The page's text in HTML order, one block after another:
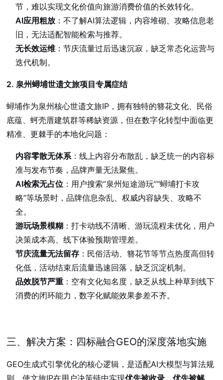
节，难以实现文化价值向旅游消费价值的长效转化。
AI应用粗放 ：不了解AI算法逻辑，内容堆砌、攻略信息老
旧，无法适配智能检索与推荐。
无长效运维 ：节庆流量过后迅速沉寂，缺乏常态化运营与
迭代机制。
2. 泉州蟳埔世遗文旅项目专属症结
蟳埔作为泉州核心世遗文旅IP，拥有独特的簪花文化、民俗
底蕴、蚵壳厝建筑群等稀缺资源，但在数字化转型中面临更
精准、更棘手的本地化问题：
内容零散无体系：线上内容分布散乱，缺乏统一的内容标
准与发布节奏，品牌声量无法聚焦。
AI检索无占位 ：用户搜索“泉州短途游玩”“蟳埔打卡攻
略”等场景时，品牌信息杂乱、权威内容缺失、攻略不
全。
游玩场景模糊 ：打卡动线不清晰、游玩流程未优化，用户
决策成本高、线下体验预期管理差。
节庆流量无法留存 ：民俗活动、簪花节等节点热度高但转
化低，活动结束后流量迅速回落，缺乏沉淀机制。
品效脱节严重 ：空有文化知名度，缺乏从线上种草到线下
消费的闭环能力，数字化赋能效果参差不齐。
三、解决方案：四标融合GEO的深度落地实施
GEO生成式引擎优化的核心逻辑，是适配AI大模型与算法规
则，使文旅IP在用户决策链中实现优先被收录、优先被解